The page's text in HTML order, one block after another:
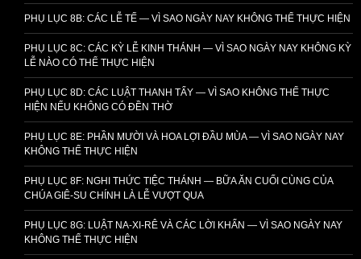
PHỤ LỤC 8B: CÁC LỄ TẾ — VÌ SAO NGÀY NAY KHÔNG THỂ THỰC HIỆN
PHỤ LỤC 8C: CÁC KỲ LỄ KINH THÁNH — VÌ SAO NGÀY NAY KHÔNG KỲ
LỄ NÀO CÓ THỂ THỰC HIỆN
PHỤ LỤC 8D: CÁC LUẬT THANH TẨY — VÌ SAO KHÔNG THỂ THỰC
HIỆN NẾU KHÔNG CÓ ĐỀN THỜ
PHỤ LỤC 8E: PHẦN MƯỜI VÀ HOA LỢI ĐẦU MÙA — VÌ SAO NGÀY NAY
KHÔNG THỂ THỰC HIỆN
PHỤ LỤC 8F: NGHI THỨC TIỆC THÁNH — BỮA ĂN CUỐI CÙNG CỦA
CHÚA GIÊ-SU CHÍNH LÀ LỄ VƯỢT QUA
PHỤ LỤC 8G: LUẬT NA-XI-RÊ VÀ CÁC LỜI KHẤN — VÌ SAO NGÀY NAY
KHÔNG THỂ THỰC HIỆN